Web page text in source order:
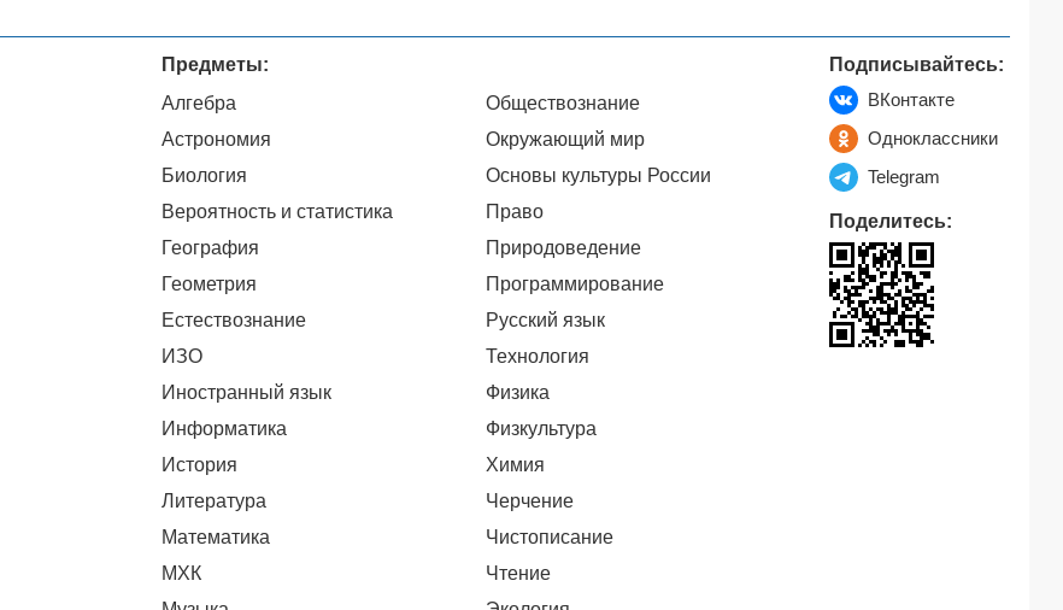
Предметы:
Алгебра
Астрономия
Биология
Вероятность и статистика
География
Геометрия
Естествознание
ИЗО
Иностранный язык
Информатика
История
Литература
Математика
МХК
Обществознание
Окружающий мир
Основы культуры России
Право
Природоведение
Программирование
Русский язык
Технология
Физика
Физкультура
Химия
Черчение
Чистописание
Чтение
Подписывайтесь:
ВКонтакте
Одноклассники
Telegram
Поделитесь: